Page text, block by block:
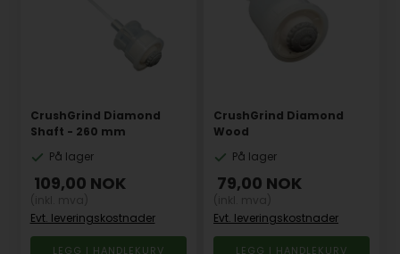
CrushGrind Diamond
Shaft - 260 mm
På lager
109,00 NOK
Evt. leveringskostnader
CrushGrind Diamond
Wood
På lager
79,00 NOK
Evt. leveringskostnader